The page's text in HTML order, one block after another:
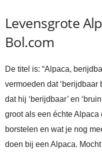
Levensgrote
Bol.com
De titel is: “Alpaca,
vermoeden dat ‘berijdbaar
dat hij ‘berijdbaar’ en
groot als een échte
borstelen en wat je nog
doen bij een Alpaca.